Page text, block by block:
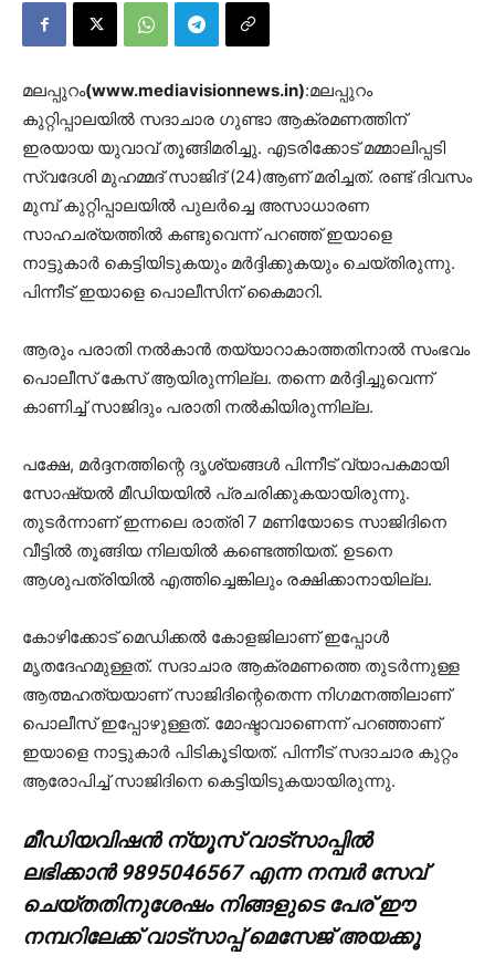
മലപ്പുറം(www.mediavisionnews.in):മലപ്പുറം
കുറ്റിപ്പാലയില്‍ സദാചാര ഗുണ്ടാ ആക്രമണത്തിന്
ഇരയായ യുവാവ് തൂങ്ങിമരിച്ചു. എടരിക്കോട് മമ്മാലിപ്പടി
സ്വദേശി മുഹമ്മദ് സാജിദ് (24)ആണ് മരിച്ചത്. രണ്ട് ദിവസം
മുമ്പ് കുറ്റിപ്പാലയില്‍ പുലര്‍ച്ചെ അസാധാരണ
സാഹചര്യത്തില്‍ കണ്ടുവെന്ന് പറഞ്ഞ് ഇയാളെ
നാട്ടുകാര്‍ കെട്ടിയിടുകയും മര്‍ദ്ദിക്കുകയും ചെയ്തിരുന്നു.
പിന്നീട് ഇയാളെ പൊലീസിന് കൈമാറി.
ആരും പരാതി നല്‍കാന്‍ തയ്യാറാകാത്തതിനാല്‍ സംഭവം
പൊലീസ് കേസ് ആയിരുന്നില്ല. തന്നെ മര്‍ദ്ദിച്ചുവെന്ന്
കാണിച്ച് സാജിദും പരാതി നല്‍കിയിരുന്നില്ല.
പക്ഷേ, മര്‍ദ്ദനത്തിന്റെ ദൃശ്യങ്ങള്‍ പിന്നീട് വ്യാപകമായി
സോഷ്യല്‍ മീഡിയയില്‍ പ്രചരിക്കുകയായിരുന്നു.
തുടര്‍ന്നാണ് ഇന്നലെ രാത്രി 7 മണിയോടെ സാജിദിനെ
വീട്ടില്‍ തൂങ്ങിയ നിലയില്‍ കണ്ടെത്തിയത്. ഉടനെ
ആശുപത്രിയില്‍ എത്തിച്ചെങ്കിലും രക്ഷിക്കാനായില്ല.
കോഴിക്കോട് മെഡിക്കല്‍ കോളജിലാണ് ഇപ്പോള്‍
മൃതദേഹമുള്ളത്. സദാചാര ആക്രമണത്തെ തുടര്‍ന്നുള്ള
ആത്മഹത്യയാണ് സാജിദിന്റെതെന്ന നിഗമനത്തിലാണ്
പൊലീസ് ഇപ്പോഴുള്ളത്. മോഷ്ടാവാണെന്ന് പറഞ്ഞാണ്
ഇയാളെ നാട്ടുകാര്‍ പിടികൂടിയത്. പിന്നീട് സദാചാര കുറ്റം
ആരോപിച്ച് സാജിദിനെ കെട്ടിയിടുകയായിരുന്നു.
മീഡിയവിഷൻ ന്യൂസ് വാട്സാപ്പില്‍
ലഭിക്കാന്‍ 9895046567 എന്ന നമ്പര്‍ സേവ്
ചെയ്തതിനുശേഷം നിങ്ങളുടെ പേര് ഈ
നമ്പറിലേക്ക് വാട്സാപ്പ് മെസേജ് അയക്കൂ